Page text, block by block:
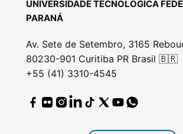
UNIVERSIDADE TECNOLÓGICA
PARANÁ
Av. Sete de Setembro, 3165
80230-901 Curitiba PR Brasil 🇧🇷
+55 (41) 3310-4545